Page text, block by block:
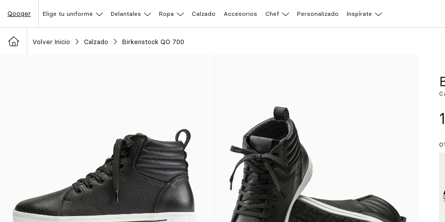
Qooqer Elige tu uniforme Delantales Ropa Calzado Accesorios Chef Personalizado Inspírate
Volver Inicio Calzado Birkenstock QO 700